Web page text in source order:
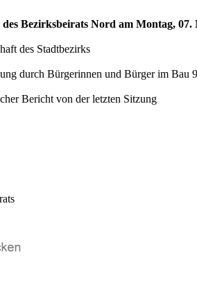
Bezirksbeirats Nord am Montag,
des Stadtbezirks
durch Bürgerinnen und Bürger im Bau
Bericht von der letzten Sitzung